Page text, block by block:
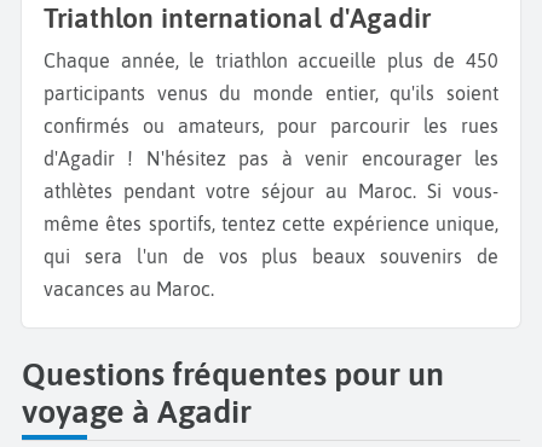
Triathlon international d'Agadir
Chaque année, le triathlon accueille plus de 450
participants venus du monde entier, qu'ils soient
confirmés ou amateurs, pour parcourir les rues
d'Agadir ! N'hésitez pas à venir encourager les
athlètes pendant votre séjour au Maroc. Si vous-
même êtes sportifs, tentez cette expérience unique,
qui sera l'un de vos plus beaux souvenirs de
vacances au Maroc.
Questions fréquentes pour un
voyage à Agadir